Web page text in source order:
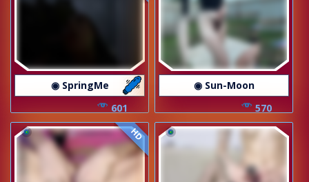
◉ SpringMe
601
◉ Sun-Moon
570
HD